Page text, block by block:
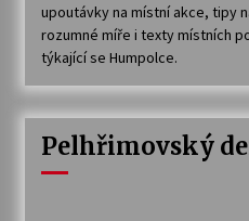
upoutávky na místní akce, tipy
rozumné míře i texty místních
týkající se Humpolce.
Pelhřimovský